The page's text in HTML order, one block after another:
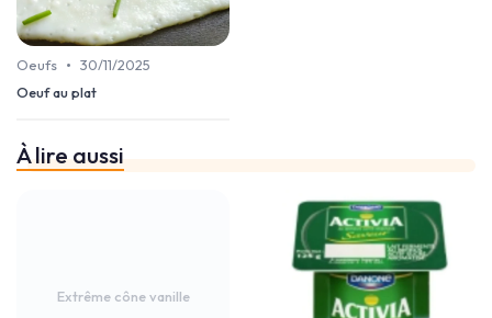
Oeufs • 30/11/2025
Oeuf au plat
À lire aussi
Extrême cône vanille